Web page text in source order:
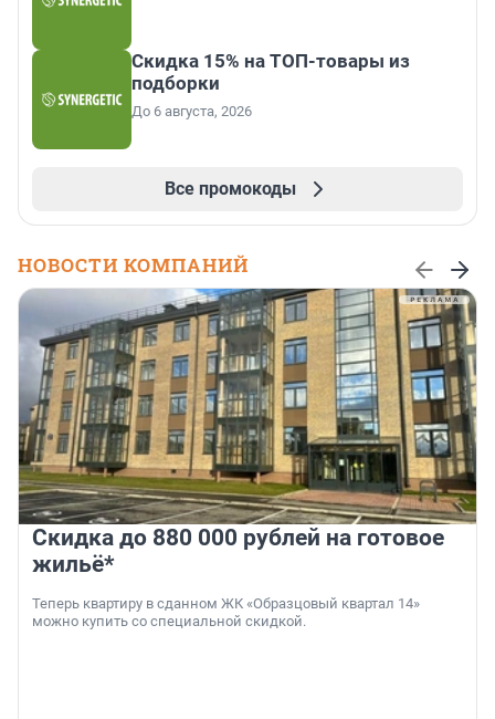
Скидка 15% на ТОП-товары из
подборки
До 6 августа, 2026
Все промокоды
НОВОСТИ КОМПАНИЙ
Скидка до 880 000 рублей на готовое
жильё*
Теперь квартиру в сданном ЖК «Образцовый квартал 14»
можно купить со специальной скидкой.